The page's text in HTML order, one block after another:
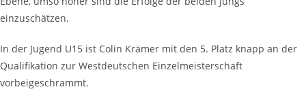
einzuschätzen.
In der Jugend U15 ist Colin Krämer mit den 5. Platz knapp an der
Qualifikation zur Westdeutschen Einzelmeisterschaft
vorbeigeschrammt.